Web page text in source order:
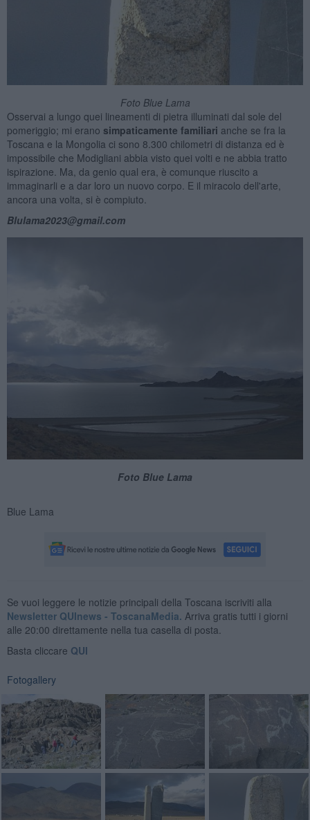
Foto Blue Lama
Osservai a lungo quei lineamenti di pietra illuminati dal sole del
pomeriggio; mi erano simpaticamente familiari anche se fra la
Toscana e la Mongolia ci sono 8.300 chilometri di distanza ed è
impossibile che Modigliani abbia visto quei volti e ne abbia tratto
ispirazione. Ma, da genio qual era, è comunque riuscito a
immaginarli e a dar loro un nuovo corpo. E il miracolo dell'arte,
ancora una volta, si è compiuto.
Blulama2023@gmail.com
Foto Blue Lama
Blue Lama
Se vuoi leggere le notizie principali della Toscana iscriviti alla
Newsletter QUInews - ToscanaMedia. Arriva gratis tutti i giorni
alle 20:00 direttamente nella tua casella di posta.
Basta cliccare QUI
Fotogallery